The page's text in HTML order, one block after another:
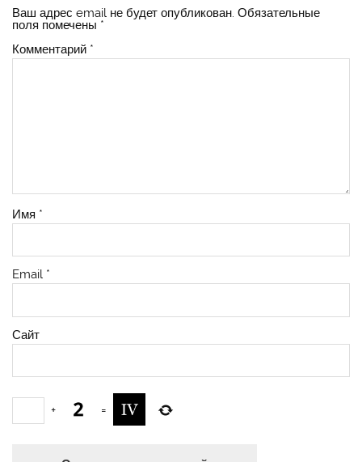
Ваш адрес email не будет опубликован. Обязательные
поля помечены *
Комментарий *
Имя *
Email *
Сайт
+ =